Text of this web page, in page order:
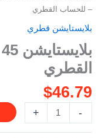
– للحساب القطري
بلايستايشن قطري
القطري
$46.79
-
بلايستايشن
45
–
للحساب
+